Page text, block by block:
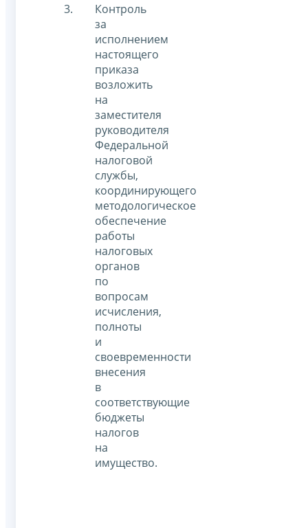
Контроль
за
исполнением
настоящего
приказа
возложить
на
заместителя
руководителя
Федеральной
налоговой
службы,
координирующего
методологическое
обеспечение
работы
налоговых
органов
по
вопросам
исчисления,
полноты
и
своевременности
внесения
в
соответствующие
бюджеты
налогов
на
имущество.